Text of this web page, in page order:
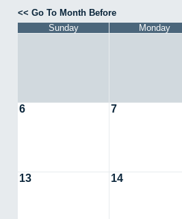
<< Go To Month Before
Sunday
Monday
6 7
13 14